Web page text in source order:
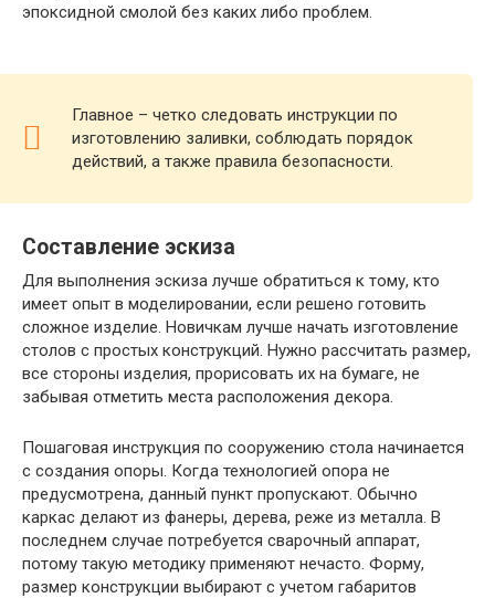
эпоксидной смолой без каких либо проблем.
Главное – четко следовать инструкции по
изготовлению заливки, соблюдать порядок
действий, а также правила безопасности.
Составление эскиза
Для выполнения эскиза лучше обратиться к тому, кто
имеет опыт в моделировании, если решено готовить
сложное изделие. Новичкам лучше начать изготовление
столов с простых конструкций. Нужно рассчитать размер,
все стороны изделия, прорисовать их на бумаге, не
забывая отметить места расположения декора.
Пошаговая инструкция по сооружению стола начинается
с создания опоры. Когда технологией опора не
предусмотрена, данный пункт пропускают. Обычно
каркас делают из фанеры, дерева, реже из металла. В
последнем случае потребуется сварочный аппарат,
потому такую методику применяют нечасто. Форму,
размер конструкции выбирают с учетом габаритов